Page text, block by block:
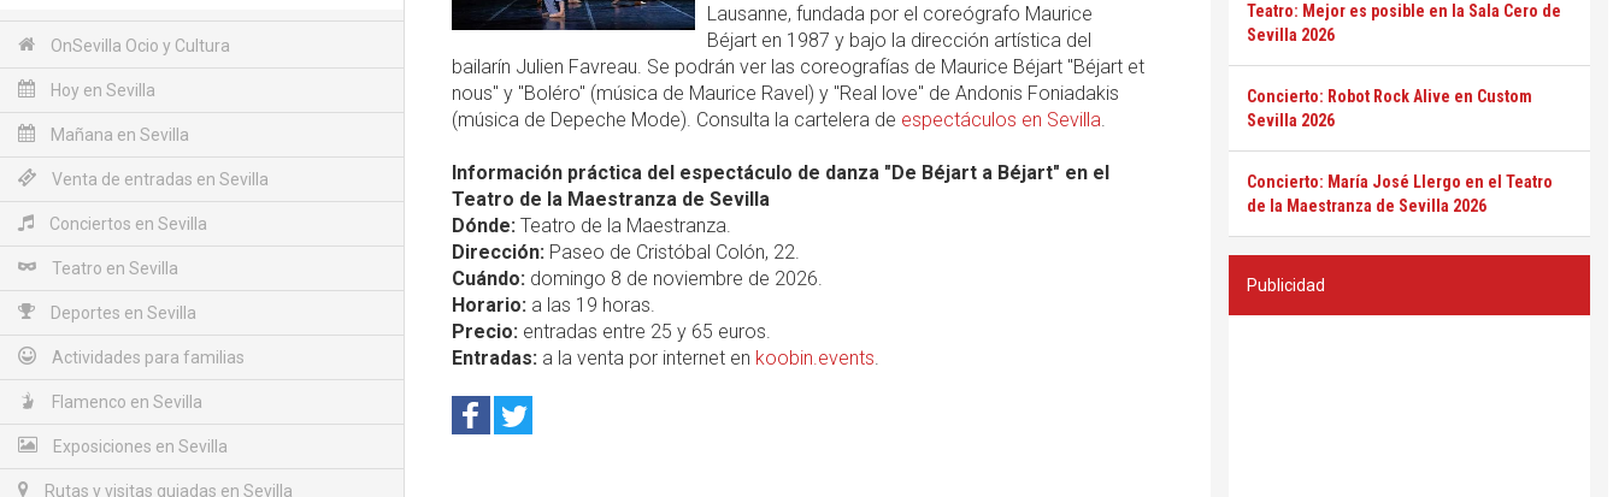
OnSevilla Ocio y Cultura
Hoy en Sevilla
Mañana en Sevilla
Venta de entradas en Sevilla
Conciertos en Sevilla
Teatro en Sevilla
Deportes en Sevilla
Actividades para familias
Flamenco en Sevilla
Exposiciones en Sevilla
Rutas y visitas guiadas en Sevilla
Lausanne, fundada por el coreógrafo Maurice
Béjart en 1987 y bajo la dirección artística del
bailarín Julien Favreau. Se podrán ver las coreografías de Maurice Béjart "Béjart et
nous" y "Boléro" (música de Maurice Ravel) y "Real love" de Andonis Foniadakis
(música de Depeche Mode). Consulta la cartelera de espectáculos en Sevilla.
Información práctica del espectáculo de danza "De Béjart a Béjart" en el
Teatro de la Maestranza de Sevilla
Dónde: Teatro de la Maestranza.
Dirección: Paseo de Cristóbal Colón, 22.
Cuándo: domingo 8 de noviembre de 2026.
Horario: a las 19 horas.
Precio: entradas entre 25 y 65 euros.
Entradas: a la venta por internet en koobin.events.
Teatro: Mejor es posible en la Sala Cero de
Sevilla 2026
Concierto: Robot Rock Alive en Custom
Sevilla 2026
Concierto: María José Llergo en el Teatro
de la Maestranza de Sevilla 2026
Publicidad